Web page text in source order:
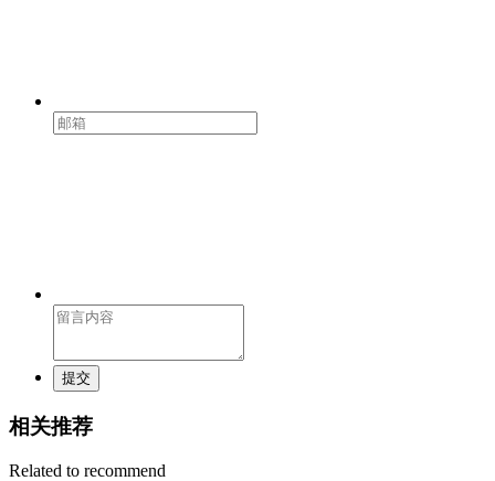
提交
相关推荐
Related to recommend